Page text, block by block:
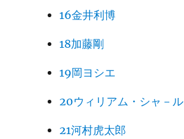
16金井利博
18加藤剛
19岡ヨシエ
20ウィリアム・シャ－ル
21河村虎太郎